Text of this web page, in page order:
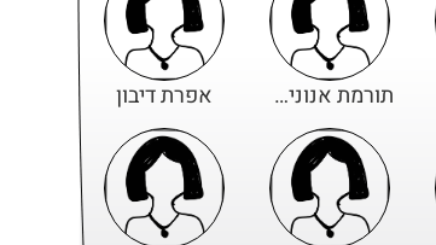
תורמת אנונימית אפרת דיבון